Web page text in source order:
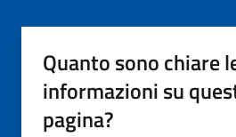
Quanto sono chiare
informazioni su
pagina?